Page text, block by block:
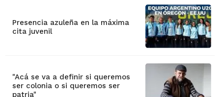
Presencia azuleña en la máxima
cita juvenil
"Acá se va a definir si queremos
ser colonia o si queremos ser
patria"